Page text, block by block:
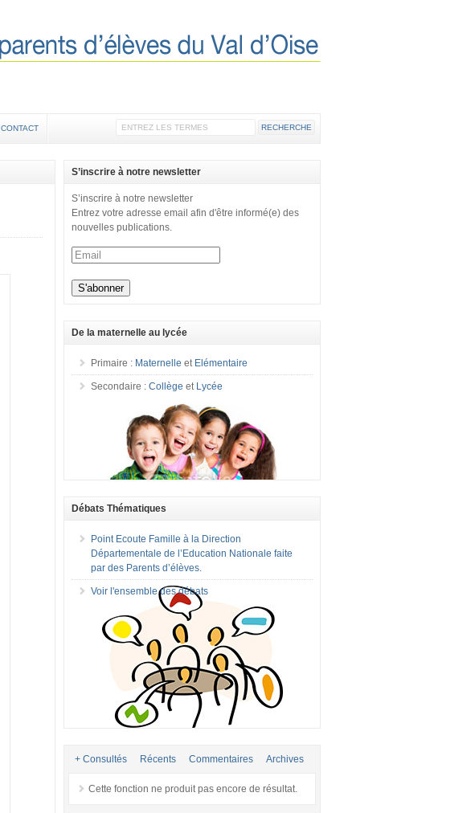
CONTACT
S’inscrire à notre newsletter
S’inscrire à notre newsletter
Entrez votre adresse email afin d'être informé(e) des
nouvelles publications.
De la maternelle au lycée
Primaire : Maternelle et Elémentaire
Secondaire :Collège et Lycée
Débats Thématiques
Point Ecoute Famille à la Direction
Départementale de l’Education Nationale faite
par des Parents d’élèves.
Voir l'ensemble des débats
+ Consultés Récents Commentaires Archives
Cette fonction ne produit pas encore de résultat.